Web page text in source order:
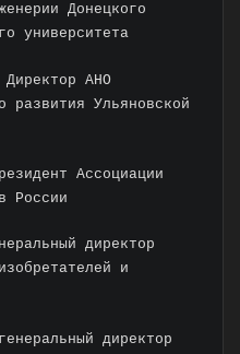
Донецкого
университета
АНО
развития Ульяновской
Ассоциации
России
директор
и
генеральный директор